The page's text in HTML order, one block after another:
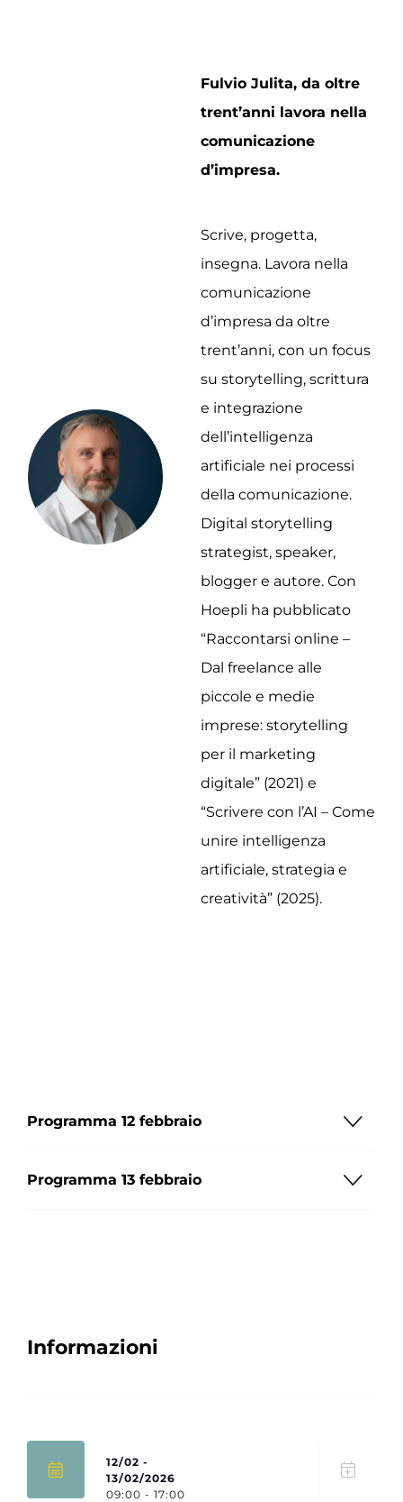
Fulvio Julita, da oltre
trent’anni lavora nella
comunicazione
d’impresa.
Scrive, progetta,
insegna. Lavora nella
comunicazione
d’impresa da oltre
trent’anni, con un focus
su storytelling, scrittura
e integrazione
dell’intelligenza
artificiale nei processi
della comunicazione.
Digital storytelling
strategist, speaker,
blogger e autore. Con
Hoepli ha pubblicato
“Raccontarsi online –
Dal freelance alle
piccole e medie
imprese: storytelling
per il marketing
digitale” (2021) e
“Scrivere con l’AI – Come
unire intelligenza
artificiale, strategia e
creatività” (2025).
Programma 12 febbraio
Programma 13 febbraio
Informazioni
12/02 -
13/02/2026
09:00 - 17:00